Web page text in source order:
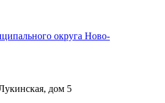
округа Ново-
дом 5